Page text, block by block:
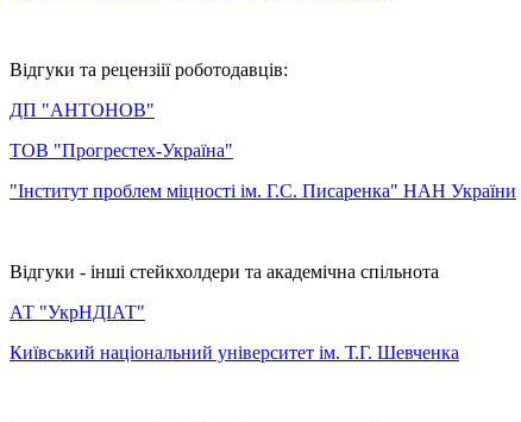
Відгуки та рецензіії роботодавців:
ДП "АНТОНОВ"
ТОВ "Прогрестех-Україна"
"Інститут проблем міцності ім. Г.С. Писаренка" НАН України
Відгуки - інші стейкхолдери та академічна спільнота
АТ "УкрНДІАТ"
Київський національний університет ім. Т.Г. Шевченка